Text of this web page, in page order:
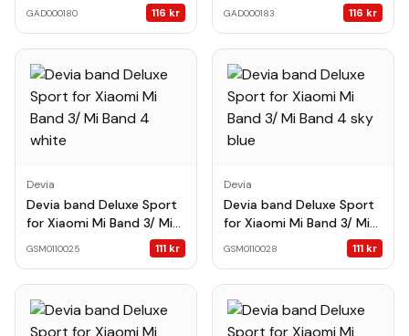
GAD000180 116 kr GAD000183 116 kr
Devia
Devia band Deluxe Sport
for Xiaomi Mi Band 3/ Mi
GSM0110025 111 kr
Devia
Devia band Deluxe Sport
for Xiaomi Mi Band 3/ Mi
GSM0110028 111 kr